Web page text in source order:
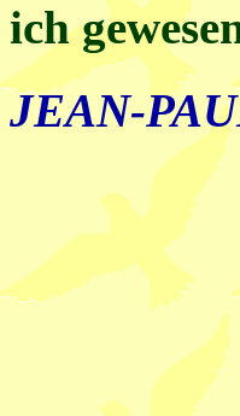
ich
JEAN-